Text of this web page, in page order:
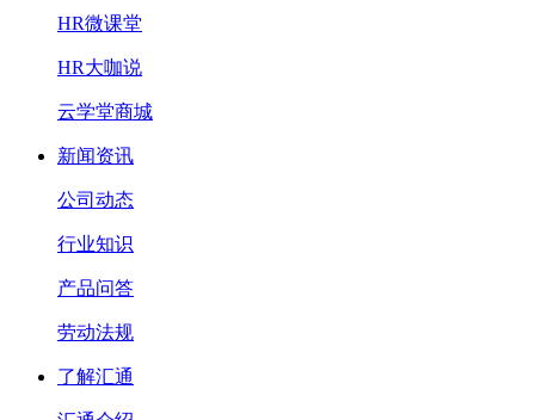
HR微课堂
HR大咖说
云学堂商城
新闻资讯
公司动态
行业知识
产品问答
劳动法规
了解汇通